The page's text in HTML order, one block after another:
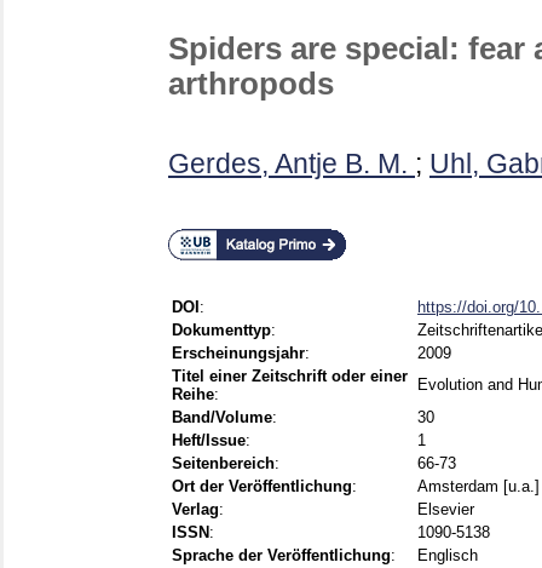
Spiders are special:
arthropods
Gerdes, Antje B. M. ; Uhl,
DOI :
https://doi.org/
Dokumenttyp:
Erscheinungsjahr:
2009
Titel einer Zeitschrift oder einer
Reihe:
Evolution and
Band/Volume:
30
Heft/Issue:
1
Seitenbereich:
66-73
Ort der Veröffentlichung:
Amsterdam [u.a.]
Verlag:
Elsevier
ISSN :
1090-5138
Sprache der Veröffentlichung:
Englisch